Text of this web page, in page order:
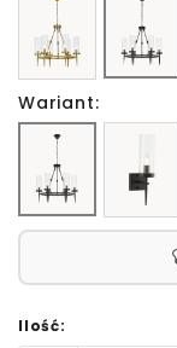
Wariant:
Ilość: